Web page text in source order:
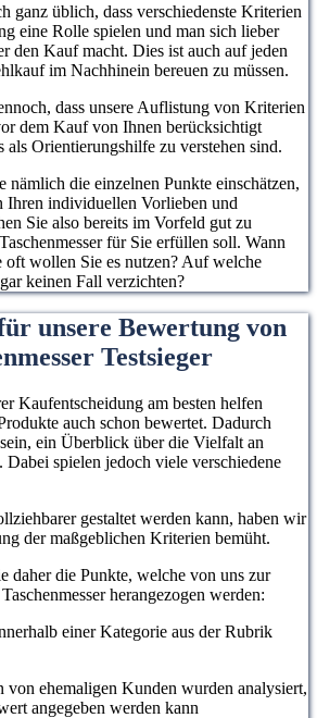
ganz üblich, dass verschiedenste Kriterien
eine Rolle spielen und man sich lieber
den Kauf macht. Dies ist auch auf jeden
im Nachhinein bereuen zu müssen.
dass unsere Auflistung von Kriterien
dem Kauf von Ihnen berücksichtigt
als Orientierungshilfe zu verstehen sind.
die einzelnen Punkte einschätzen,
Ihren individuellen Vorlieben und
Sie also bereits im Vorfeld gut zu
für Sie erfüllen soll. Wann
oft wollen Sie es nutzen? Auf welche
keinen Fall verzichten?
unsere Bewertung von
Testsieger
Kaufentscheidung am besten helfen
auch schon bewertet. Dadurch
ein Überblick über die Vielfalt an
Dabei spielen jedoch viele verschiedene
gestaltet werden kann, haben wir
der maßgeblichen Kriterien bemüht.
daher die Punkte, welche von uns zur
herangezogen werden:
einer Kategorie aus der Rubrik
von ehemaligen Kunden wurden analysiert,
angegeben werden kann